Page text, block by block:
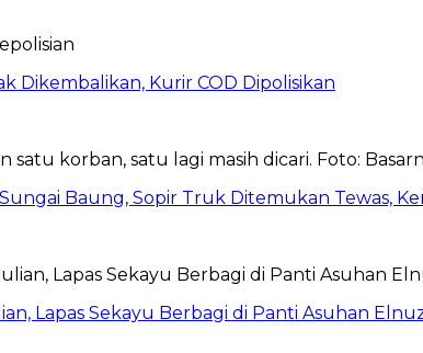
Dikembalikan, Kurir COD Dipolisikan
Baung, Sopir Truk Ditemukan Tewas,
Lapas Sekayu Berbagi di Panti Asuhan